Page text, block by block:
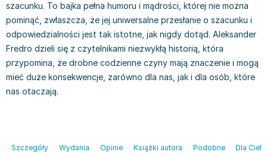
Książki: Judaizm
Książki: Rozwój osobisty
Inne
Książki: Kariera i sukces
Książki: Psychologia, motywacja
Bibliotekoznawstwo - książki
Książki o ekonomii i finansach - szkoły wyższe
Książki do filologii - szkoły wyższe
Książki medyczne dla studentów
Nauki historyczne - książki
Książki o naukach politycznych dla studentów
Książki do nauk przyrodniczych dla studentów
Prawo - książki dla studentów
Federico Moccia
Harlan Coben
Katarzyna Michalak
Daniel Defoe
Dan Brown
Clive Cussler
Clive Staples Lewis
szacunku. To bajka pełna humoru i mądrości, której nie można
pominąć, zwłaszcza, że jej uniwersalne przesłanie o szacunku i
odpowiedzialności jest tak istotne, jak nigdy dotąd. Aleksander
Fredro dzieli się z czytelnikami niezwykłą historią, która
przypomina, że drobne codzienne czyny mają znaczenie i mogą
mieć duże konsekwencje, zarówno dla nas, jak i dla osób, które
nas otaczają.
Szczegóły Wydania Opinie Książki autora Podobne Dla